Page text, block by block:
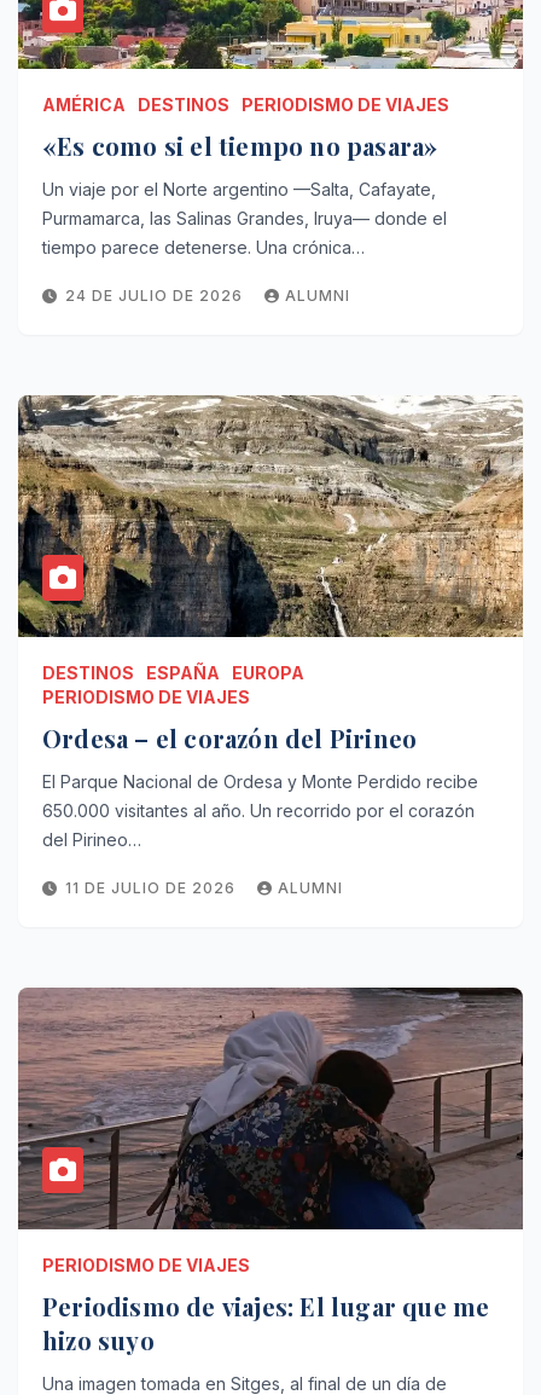
AMÉRICA DESTINOS PERIODISMO DE VIAJES
«Es como si el tiempo no pasara»
Un viaje por el Norte argentino —Salta, Cafayate,
Purmamarca, las Salinas Grandes, Iruya— donde el
tiempo parece detenerse. Una crónica…
24 DE JULIO DE 2026 ALUMNI
DESTINOS ESPAÑA
EUROPA
PERIODISMO DE VIAJES
Ordesa – el corazón del Pirineo
El Parque Nacional de Ordesa y Monte Perdido recibe
650.000 visitantes al año. Un recorrido por el corazón
del Pirineo…
11 DE JULIO DE 2026 ALUMNI
PERIODISMO DE VIAJES
Periodismo de viajes: El lugar que me
hizo suyo
Una imagen tomada en Sitges, al final de un día de